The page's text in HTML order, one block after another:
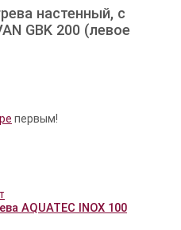
настенный, с
GBK 200 (левое
первым!
AQUATEC INOX 100